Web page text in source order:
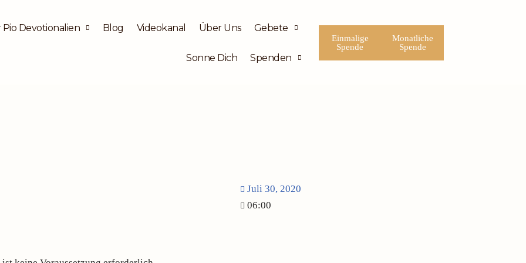
Pio Devotionalien Blog Videokanal Über Uns Gebete
Sonne Dich Spenden
Einmalige
Spende
Monatliche
Spende
Juli 30, 2020
06:00